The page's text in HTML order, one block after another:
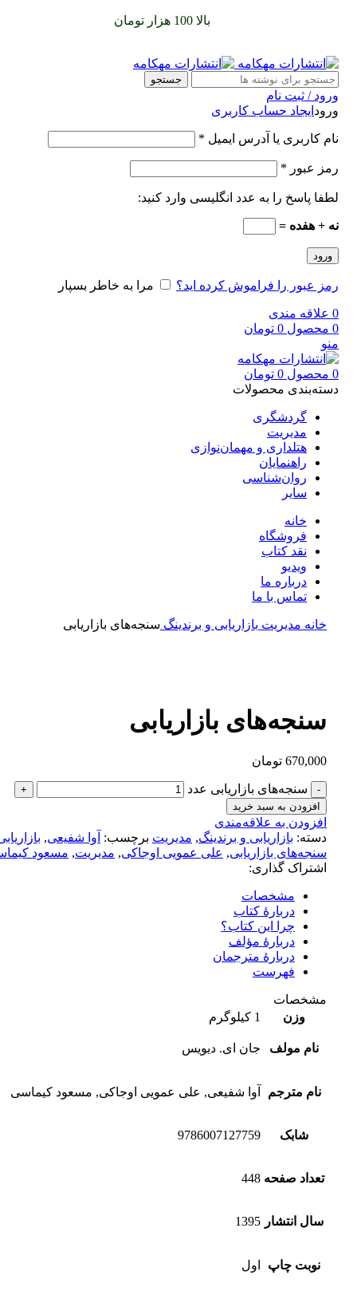
بالا 100 هزار تومان
جستجو
ورود / ثبت نام
ورود ایجاد حساب کاربری
نام کاربری یا آدرس ایمیل *
رمز عبور *
لطفا پاسخ را به عدد انگلیسی وارد کنید:
نه + هفده =
ورود
رمز عبور را فراموش کرده اید؟ مرا به خاطر بسپار
0 علاقه مندی
0 محصول 0 تومان
منو
0 محصول 0 تومان
دسته‌بندی محصولات
گردشگری
مدیریت
هتلداری و مهمان‌نوازی
راهنمایان
روان‌شناسی
سایر
خانه
فروشگاه
نقد کتاب
ویدیو
درباره‌ ما
تماس با ما
خانه مدیریت بازاریابی و برندینگ سنجه‌های بازاریابی
سنجه‌های بازاریابی
670,000 تومان
سنجه‌های بازاریابی عدد
افزودن به سبد خرید
افزودن به علاقه‌مندی
دسته: بازاریابی و برندینگ, مدیریت برچسب: آوا شفیعی,
سنجه‌های بازاریابی, علی عمویی اوجاکی, مدیریت, مسعود
اشتراک گذاری:
مشخصات
دربارۀ کتاب
چرا این کتاب؟
دربارۀ مؤلف
دربارۀ مترجمان
فهرست
مشخصات
وزن
1 کیلوگرم
نام مولف جان ای. دیویس
نام مترجم آوا شفیعی, علی عمویی اوجاکی, مسعود کیماسی
شابک 9786007127759
تعداد صفحه 448
سال انتشار 1395
نوبت چاپ اول